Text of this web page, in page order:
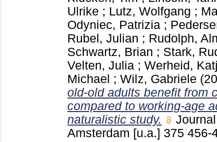
Ulrike ; Lutz, Wolfgang ;
Odyniec, Patrizia ;
Rubel, Julian ; Rudolph,
Schwartz, Brian ; Stark,
Velten, Julia ; Werheid,
Michael ; Wilz, Gabriele
old-old adults benefit from
compared to working-age
naturalistic study.
Amsterdam [u.a.] 375 456-